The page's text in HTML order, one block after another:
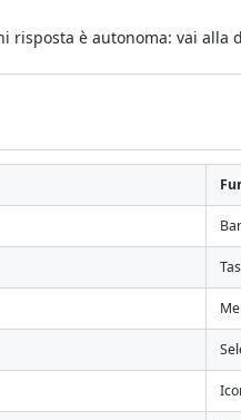
risposta è autonoma: vai alla